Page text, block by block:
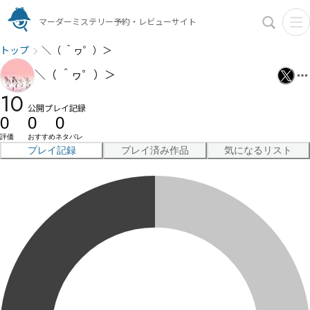
マーダーミステリー予約・レビューサイト
トップ ＼（ ＾ヮ゜）＞
＼（ ＾ヮ゜）＞
10 公開プレイ記録
0
評価
0
おすすめ
0
ネタバレ
プレイ記録 プレイ済み作品 気になるリスト